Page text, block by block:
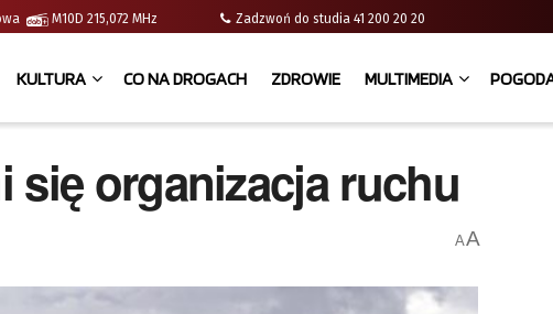
M10D 215,072 MHz Zadzwoń do studia 41 200 20 20
KULTURA CO NA DROGACH ZDROWIE MULTIMEDIA
się organizacja ruchu
AA